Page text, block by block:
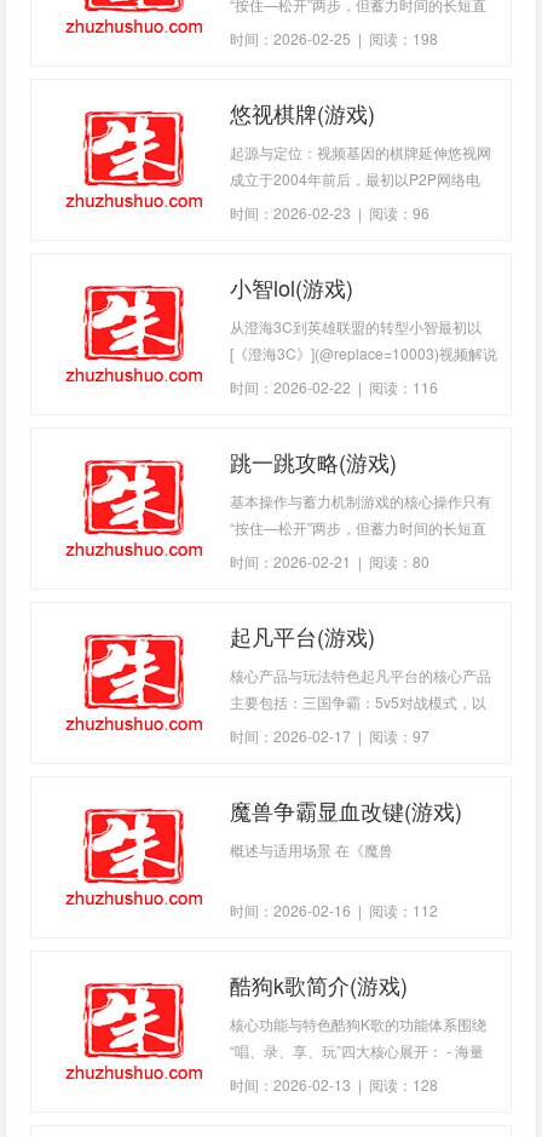
本还支持多清晰度切换（标清
“按住—松开”两步，但蓄力时间的长短直
接决定跳跃距离： -短按：小人跳跃距离
导
时间：2026-02-25 | 阅读：198
悠视棋牌(游戏)
起源与定位：视频基因的棋牌延伸悠视网
成立于2004年前后，最初以P2P网络电
视、体育与影视直播为主营业务，拥有自
块，悠视网顺势推出“悠视棋牌”子品牌，
平台不同，悠
时间：2026-02-23 | 阅读：96
小智lol(游戏)
从澄海3C到英雄联盟的转型小智最初以
[《澄海3C》](@replace=10003)视频解说
成名，属于2007—2008年度中国网络视
时间：2026-02-22 | 阅读：116
跳一跳攻略(游戏)
基本操作与蓄力机制游戏的核心操作只有
“按住—松开”两步，但蓄力时间的长短直
接决定跳跃距离： - 短按：小人跳跃距离
时间：2026-02-21 | 阅读：80
起凡平台(游戏)
核心产品与玩法特色起凡平台的核心产品
主要包括：三国争霸：5v5对战模式，以
三国武将为英雄原型，强调线上补刀、游
时间：2026-02-17 | 阅读：97
魔兽争霸显血改键(游戏)
概述与适用场景 在《魔兽
时间：2026-02-16 | 阅读：112
酷狗k歌简介(游戏)
核心功能与特色酷狗K歌的功能体系围绕
“唱、录、享、玩”四大核心展开： - 海量
曲库：覆盖最新流行、经典老歌、民谣、
时间：2026-02-13 | 阅读：128